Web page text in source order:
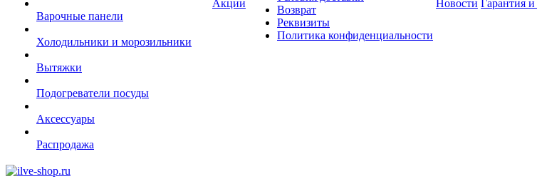
Варочные панели
Холодильники и морозильники
Вытяжки
Подогреватели посуды
Аксессуары
Распродажа
Акции
Возврат
Реквизиты
Политика конфиденциальности
Новости Гарантия